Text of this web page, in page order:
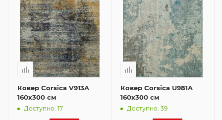
Ковер Corsica V913A
160x300 см
Доступно: 17
Ковер Corsica U981A
160x300 см
Доступно: 39